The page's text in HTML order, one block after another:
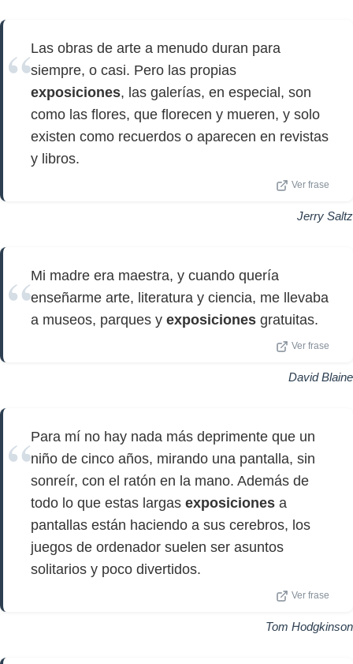
Las obras de arte a menudo duran para
siempre, o casi. Pero las propias
exposiciones, las galerías, en especial, son
como las flores, que florecen y mueren, y solo
existen como recuerdos o aparecen en revistas
y libros.
Ver frase
Jerry Saltz
Mi madre era maestra, y cuando quería
enseñarme arte, literatura y ciencia, me llevaba
a museos, parques y exposiciones gratuitas.
Ver frase
David Blaine
Para mí no hay nada más deprimente que un
niño de cinco años, mirando una pantalla, sin
sonreír, con el ratón en la mano. Además de
todo lo que estas largas exposiciones a
pantallas están haciendo a sus cerebros, los
juegos de ordenador suelen ser asuntos
solitarios y poco divertidos.
Ver frase
Tom Hodgkinson